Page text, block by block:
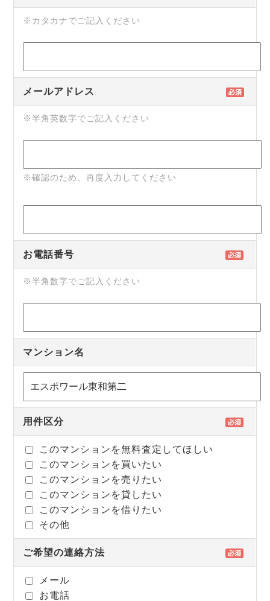
※カタカナでご記入ください
メールアドレス
※半角英数字でご記入ください
※確認のため、再度入力してください
お電話番号
※半角数字でご記入ください
マンション名
用件区分
このマンションを無料査定してほしい
このマンションを買いたい
このマンションを売りたい
このマンションを貸したい
このマンションを借りたい
その他
ご希望の連絡方法
メール
お電話